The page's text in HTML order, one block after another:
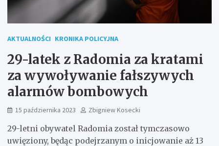
AKTUALNOŚCI KRONIKA POLICYJNA
29-latek z Radomia za kratami
za wywoływanie fałszywych
alarmów bombowych
15 października 2023 Zbigniew Kosecki
29-letni obywatel Radomia został tymczasowo
uwięziony, będąc podejrzanym o inicjowanie aż 13